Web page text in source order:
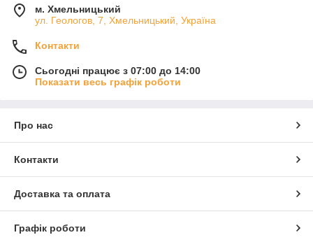
м. Хмельницький
ул. Геологов, 7, Хмельницький, Україна
Контакти
Сьогодні працює з 07:00 до 14:00
Показати весь графік роботи
Про нас
Контакти
Доставка та оплата
Графік роботи